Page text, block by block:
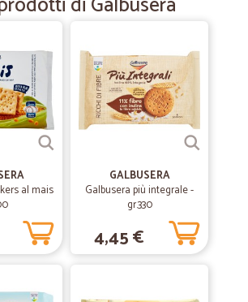
06/04/2022
— Elena C.
reale
introvabili qui da me ed in pochissimo tempo
—Maria C.
al mais
GALBUSERA
Galbusera più integrale -
gr.330
4,45 €